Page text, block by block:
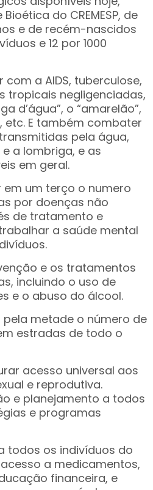
do CREMESP, de
e de recém-nascidos
e 12 por 1000
a AIDS, tuberculose,
tropicais negligenciadas,
d’água”, o “amarelão”,
etc. E também combater
pela água,
a lombriga, e as
em geral.
um terço o numero
por doenças não
de tratamento e
a saúde mental
e os tratamentos
incluindo o uso de
e o abuso do álcool.
metade o número de
estradas de todo o
acesso universal aos
e reprodutiva.
e planejamento a todos
e programas
os indivíduos do
a medicamentos,
financeira, e